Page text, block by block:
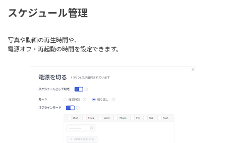
スケジュール管理
写真や動画の再生時間や、
電源オフ・再起動の時間を設定できます。